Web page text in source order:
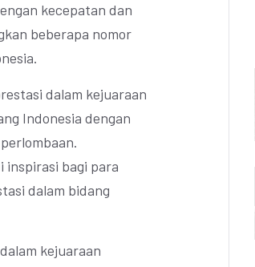
kecepatan dan
beberapa nomor
dalam kejuaraan
Indonesia dengan
inspirasi bagi para
dalam bidang
kejuaraan